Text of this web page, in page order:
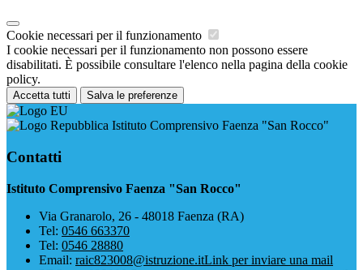
Cookie necessari per il funzionamento
I cookie necessari per il funzionamento non possono essere
disabilitati. È possibile consultare l'elenco nella pagina della cookie
policy.
Accetta tutti Salva le preferenze
Istituto Comprensivo Faenza "San Rocco"
Contatti
Istituto Comprensivo Faenza "San Rocco"
Via Granarolo, 26 - 48018 Faenza (RA)
Tel: 0546 663370
Tel: 0546 28880
Email: raic823008@istruzione.itLink per inviare una mail